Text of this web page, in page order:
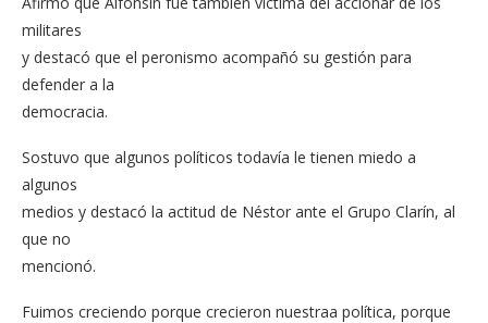
militares
y destacó que el peronismo acompañó su gestión para
defender a la
democracia.
Sostuvo que algunos políticos todavía le tienen miedo a
algunos
medios y destacó la actitud de Néstor ante el Grupo Clarín, al
que no
mencionó.
Fuimos creciendo porque crecieron nuestraa política, porque